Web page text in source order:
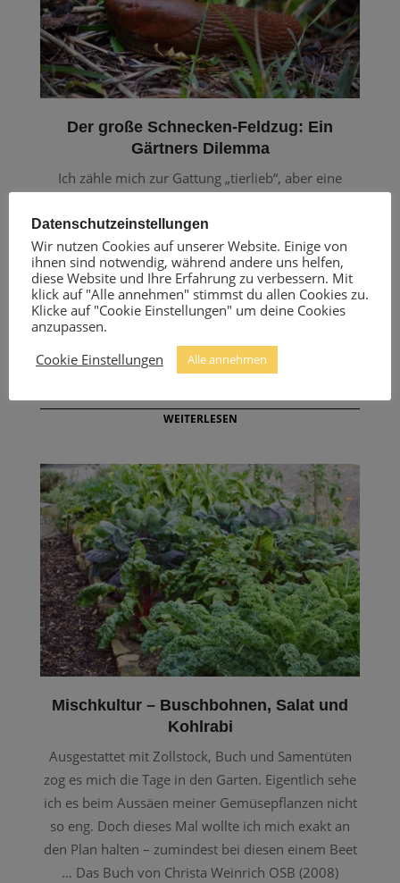
Der große Schnecken-Feldzug: Ein
Gärtners Dilemma
Ich zähle mich zur Gattung „tierlieb“, aber eine
verscherzt: die Schnecke! Nicht alle, wohlgemerkt.
Die niedlichen Häuschen-Träger oder die kleinen
Salatblatt-Knabberer sind fein raus. Nein, ich meine
die dicken, fetten Rot-Braunen. Jene Exemplare, die
in deinen Gartenschuhen nächtigen und dir
WEITERLESEN
Mischkultur – Buschbohnen, Salat und
Kohlrabi
Ausgestattet mit Zollstock, Buch und Samentüten
zog es mich die Tage in den Garten. Eigentlich sehe
ich es beim Aussäen meiner Gemüsepflanzen nicht
so eng. Doch dieses Mal wollte ich mich exakt an
den Plan halten – zumindest bei diesen einem Beet
… Das Buch von Christa Weinrich OSB (2008)
Datenschutzeinstellungen
Wir nutzen Cookies auf unserer Website. Einige von
ihnen sind notwendig, während andere uns helfen,
diese Website und Ihre Erfahrung zu verbessern. Mit
klick auf "Alle annehmen" stimmst du allen Cookies zu.
Klicke auf "Cookie Einstellungen" um deine Cookies
anzupassen.
Cookie Einstellungen
Alle annehmen